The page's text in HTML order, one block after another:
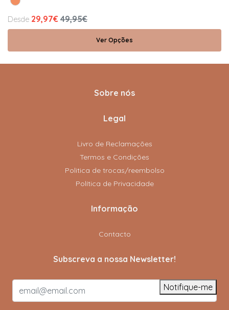
Desde 29,97€ 49,95€
Ver Opções
Sobre nós
Legal
Livro de Reclamações
Termos e Condições
Politica de trocas/reembolso
Política de Privacidade
Informação
Contacto
Subscreva a nossa Newsletter!
Notifique-me